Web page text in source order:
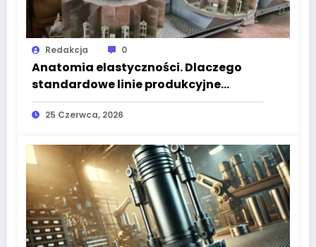
Redakcja 0
Anatomia elastyczności. Dlaczego
standardowe linie produkcyjne
odchodzą w przeszłość na rzecz
systemów szytych na miarę?
25 Czerwca, 2026